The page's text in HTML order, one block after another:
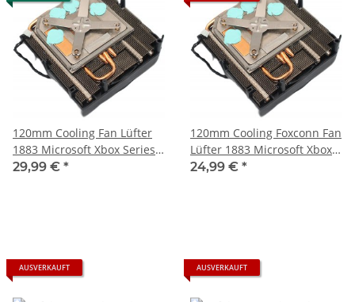
120mm Cooling Fan Lüfter
1883 Microsoft Xbox Series S
- gebraucht
29,99 € *
120mm Cooling Foxconn Fan
Lüfter 1883 Microsoft Xbox
Series S - PVA130F12M-P01
24,99 € *
AUSVERKAUFT AUSVERKAUFT